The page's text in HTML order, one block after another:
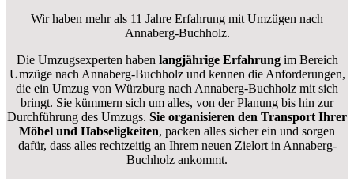
Wir haben mehr als 11 Jahre Erfahrung mit Umzügen nach
Annaberg-Buchholz.
Die Umzugsexperten haben langjährige Erfahrungim Bereich
Umzüge nach Annaberg-Buchholz und kennen die Anforderungen,
die ein Umzug von Würzburg nach Annaberg-Buchholz mit sich
bringt. Sie kümmern sich um alles, von der Planung bis hin zur
Durchführung des Umzugs. Sie organisieren den Transport Ihrer
Möbel und Habseligkeiten, packen alles sicher ein und sorgen
dafür, dass alles rechtzeitig an Ihrem neuen Zielort in Annaberg-
Buchholz ankommt.